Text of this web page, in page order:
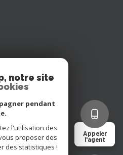
Appeler
l'agent
notre site
pendant
l'utilisation des
proposer des
des statistiques !